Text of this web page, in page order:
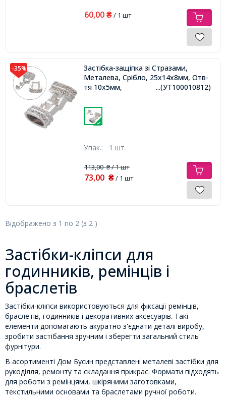
60,00 ₴/ 1 шт
-35%
Застібка-защіпка зі Стразами,
Металева, Срібло, 25х14х8мм, Отв-
тя 10х5мм,
...(УТ100010812)
Упак.: 1 шт
113,00₴/ 1 шт
73,00 ₴/ 1 шт
Відображено з 1 по 2 (з 2 )
Застібки-кліпси для
годинників, ремінців і
браслетів
Застібки-кліпси використовуються для фіксації ремінців,
браслетів, годинників і декоративних аксесуарів. Такі
елементи допомагають акуратно з'єднати деталі виробу,
зробити застібання зручним і зберегти загальний стиль
фурнітури.
В асортименті Дом Бусин представлені металеві застібки для
рукоділля, ремонту та складання прикрас. Формати підходять
для роботи з ремінцями, шкіряними заготовками,
текстильними основами та браслетами ручної роботи.